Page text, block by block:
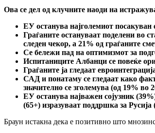
Ова се дел од клучните наоди на
ЕУ останува најголемиот
Граѓаните остануваат поделени во
следен чекор, а 21% од граѓаните
Се бележи пад на оптимизмот за
Испитаниците Албанци се повеќе
Граѓаните ја гледаат
САД и понатаму се гледаат како
значително се зголемува (од 19% во
ЕУ останува најважен сојузник
(65+) изразуваат поддршка за Русија
Браун истакна дека е позитивно што